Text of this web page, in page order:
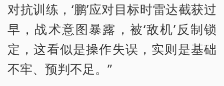
对抗训练，‘鹏’应对目标时雷达截获过
早，战术意图暴露，被‘敌机’反制锁
定，这看似是操作失误，实则是基础
不牢、预判不足。”